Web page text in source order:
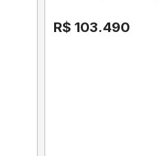
R$ 103.490